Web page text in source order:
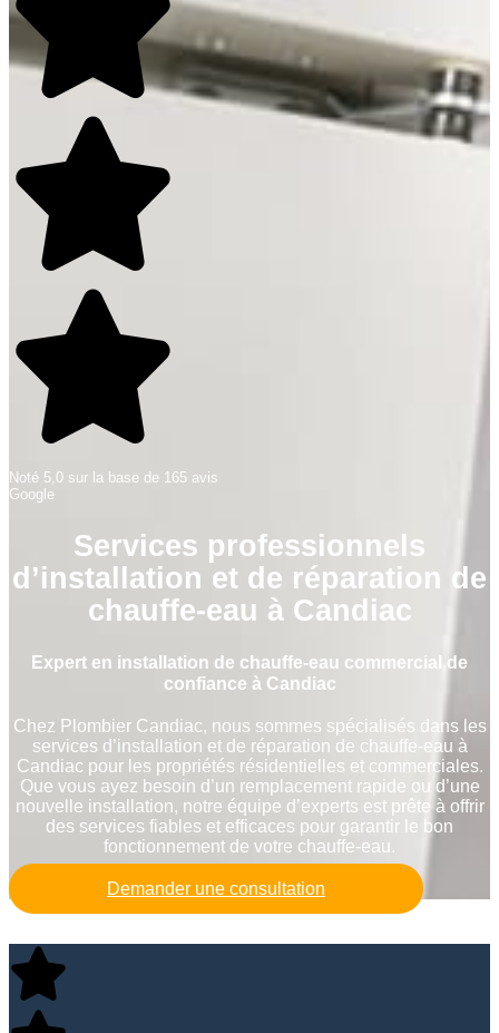
Noté 5,0 sur la base de 165 avis
Google
Services professionnels
d’installation et de réparation de
chauffe-eau à Candiac
Expert en installation de chauffe-eau commercial de
confiance à Candiac
Chez Plombier Candiac, nous sommes spécialisés dans les
services d’installation et de réparation de chauffe-eau à
Candiac pour les propriétés résidentielles et commerciales.
Que vous ayez besoin d’un remplacement rapide ou d’une
nouvelle installation, notre équipe d’experts est prête à offrir
des services fiables et efficaces pour garantir le bon
fonctionnement de votre chauffe-eau.
Demander une consultation